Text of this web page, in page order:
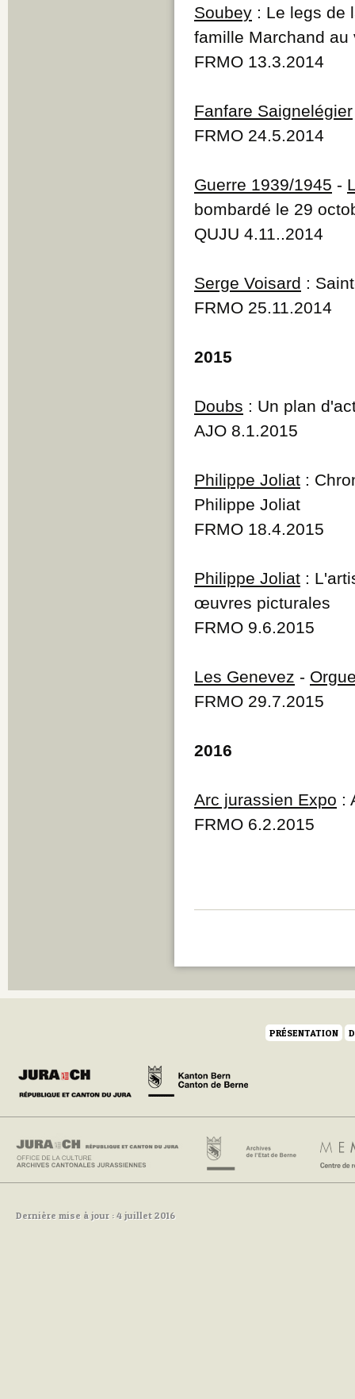
Soubey : Le legs de
famille Marchand
FRMO 13.3.2014
Fanfare Saignelégier
FRMO 24.5.2014
Guerre 1939/1945 -
bombardé le 29
QUJU 4.11..2014
Serge Voisard :
FRMO 25.11.2014
2015
Doubs : Un plan
AJO 8.1.2015
Philippe Joliat :
Philippe Joliat
FRMO 18.4.2015
Philippe Joliat :
œuvres picturales
FRMO 9.6.2015
Les Genevez -
FRMO 29.7.2015
2016
Arc jurassien Expo :
FRMO 6.2.2015
PRÉSENTATION
Dernière mise à jour : 4 juillet 2016